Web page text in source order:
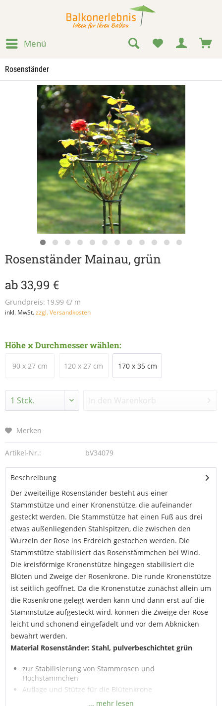
Menü
Rosenständer
Rosenständer Mainau, grün
ab 33,99 €
Grundpreis: 19,99 €/ m
inkl. MwSt.zzgl. Versandkosten
Höhe x Durchmesser wählen:
90 x 27 cm 120 x 27 cm 170 x 35 cm
In den Warenkorb
Merken
Artikel-Nr.: bV34079
Beschreibung
Der zweiteilige Rosenständer besteht aus einer
Stammstütze und einer Kronenstütze, die aufeinander
gesteckt werden. Die Stammstütze hat einen Fuß aus drei
etwas außenliegenden Stahlspitzen, die zwischen den
Wurzeln der Rose ins Erdreich gestochen werden. Die
Stammstütze stabilisiert das Rosenstämmchen bei Wind.
Die kreisförmige Kronenstütze hingegen stabilisiert die
Blüten und Zweige der Rosenkrone. Die runde Kronenstütze
ist seitlich geöffnet. Da die Kronenstütze zunächst allein um
die Rosenkrone gelegt werden kann und dann erst auf die
Stammstütze aufgesteckt wird, können die Zweige der Rose
leicht und schonend eingefädelt und vor dem Abknicken
bewahrt werden.
Material Rosenständer: Stahl, pulverbeschichtet grün
zur Stabilisierung von Stammrosen und
Hochstämmchen
Auflage und Stütze für die Blütenkrone
Stammstütze in 3 Höhen